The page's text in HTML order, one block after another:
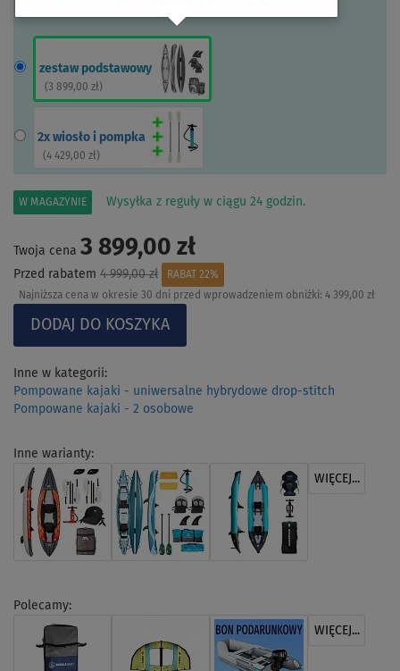
zestaw podstawowy
( 3 899,00 zł)
2x wiosło i pompka
( 4 429,00 zł)
W MAGAZYNIE Wysyłka z reguły w ciągu 24 godzin.
Twoja cena 3 899,00 zł
Przed rabatem 4 999,00 zł
RABAT 22%
Najniższa cena w okresie 30 dni przed wprowadzeniem obniżki: 4 399,00 zł
Inne w kategorii:
Pompowane kajaki - uniwersalne hybrydowe drop-stitch
Pompowane kajaki - 2 osobowe
Inne warianty:
WIĘCEJ...
Polecamy:
WIĘCEJ...